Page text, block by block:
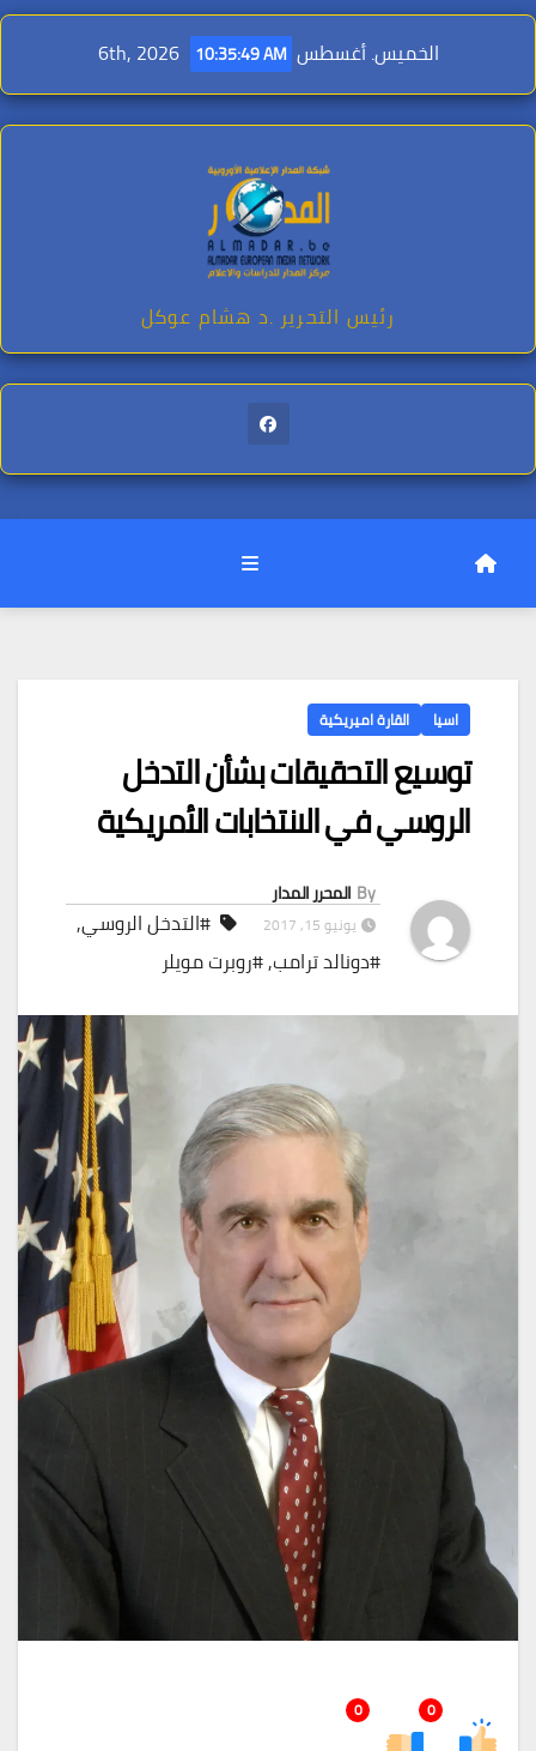
Skip
content
الخميس. أغسطس 6th, 2026 10:35:51 AM
رئيس التحرير .د هشام عوكل
اسيا القارة اميريكية
توسيع التحقيقات بشأن التدخل
الروسي في الانتخابات الأمريكية
By المحرر المدار
يونيو 15, 2017 #التدخل الروسي,
#دونالد ترامب,#روبرت مويلر
0
0